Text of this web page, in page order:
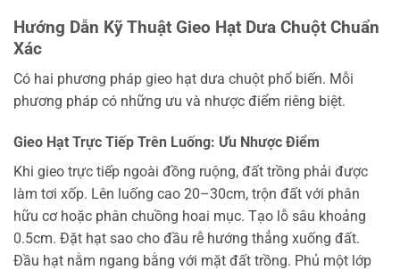
Hướng Dẫn Kỹ Thuật Gieo Hạt Dưa Chuột Chuẩn
Xác
Có hai phương pháp gieo hạt dưa chuột phổ biến. Mỗi
phương pháp có những ưu và nhược điểm riêng biệt.
Gieo Hạt Trực Tiếp Trên Luống: Ưu Nhược Điểm
Khi gieo trực tiếp ngoài đồng ruộng, đất trồng phải được
làm tơi xốp. Lên luống cao 20–30cm, trộn đất với phân
hữu cơ hoặc phân chuồng hoai mục. Tạo lỗ sâu khoảng
0.5cm. Đặt hạt sao cho đầu rễ hướng thẳng xuống đất.
Đầu hạt nằm ngang bằng với mặt đất trồng. Phủ một lớp